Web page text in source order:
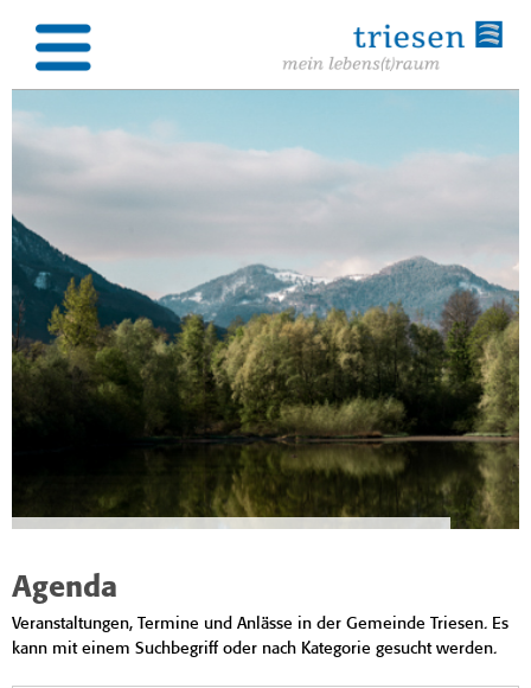
Agenda
Veranstaltungen, Termine und Anlässe in der Gemeinde Triesen. Es
kann mit einem Suchbegriff oder nach Kategorie gesucht werden.